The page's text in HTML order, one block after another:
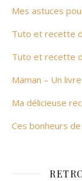
Mes astuces
Tuto et recette
Tuto et recette
Maman – Un
Ma délicieuse
Ces bonheurs